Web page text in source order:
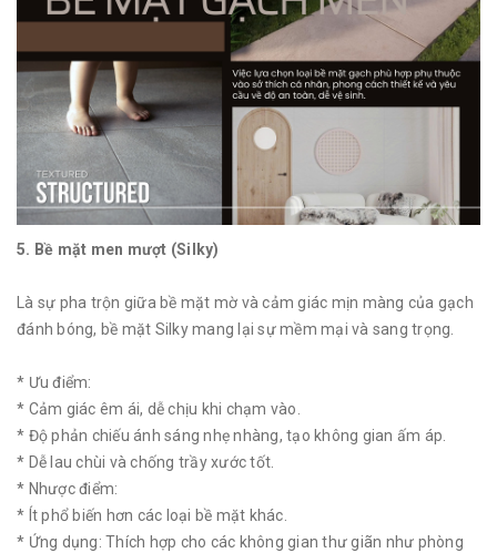
5. Bề mặt men mượt (Silky)
Là sự pha trộn giữa bề mặt mờ và cảm giác mịn màng của gạch
đánh bóng, bề mặt Silky mang lại sự mềm mại và sang trọng.
* Ưu điểm:
* Cảm giác êm ái, dễ chịu khi chạm vào.
* Độ phản chiếu ánh sáng nhẹ nhàng, tạo không gian ấm áp.
* Dễ lau chùi và chống trầy xước tốt.
* Nhược điểm:
* Ít phổ biến hơn các loại bề mặt khác.
* Ứng dụng: Thích hợp cho các không gian thư giãn như phòng